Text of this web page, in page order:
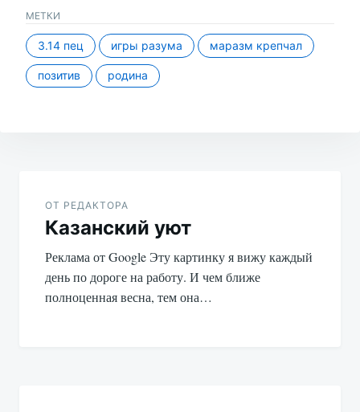
МЕТКИ
3.14 пец игры разума маразм крепчал
позитив родина
записям
ОТ РЕДАКТОРА
Казанский уют
Реклама от Google Эту картинку я вижу каждый
день по дороге на работу. И чем ближе
полноценная весна, тем она…